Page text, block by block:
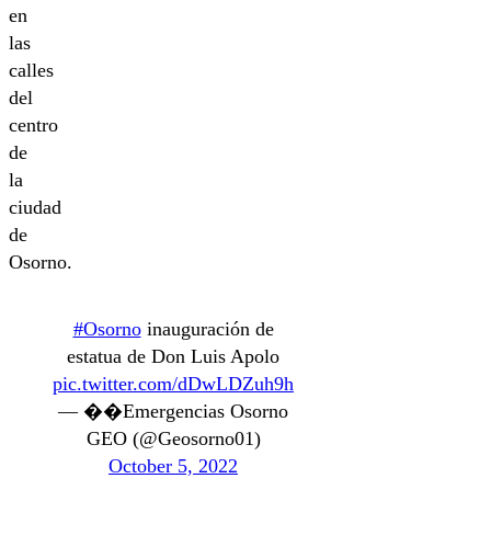
en
las
calles
del
centro
de
la
ciudad
de
Osorno.
#Osornoinauguración de
estatua de Don Luis Apolo
pic.twitter.com/dDwLDZuh9h
— ��Emergencias Osorno
GEO (@Geosorno01)
October 5, 2022